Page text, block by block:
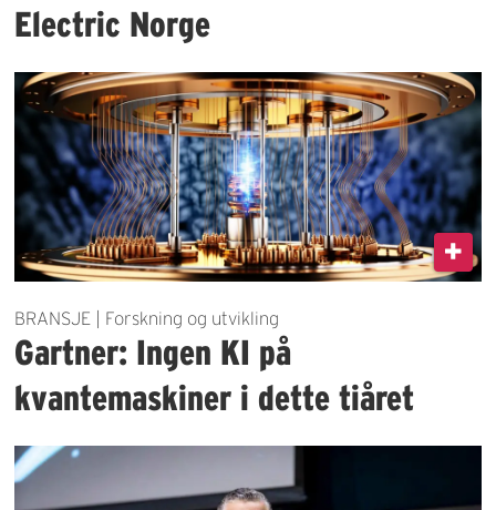
Electric Norge
BRANSJE | Forskning og utvikling
Gartner: Ingen KI på
kvantemaskiner i dette tiåret